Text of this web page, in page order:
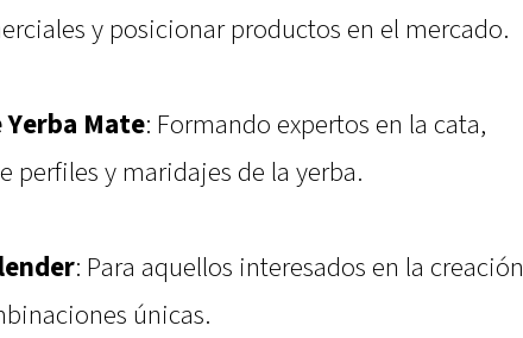
y posicionar productos en el mercado.
Mate: Formando expertos en la cata,
perfiles y maridajes de la yerba.
: Para aquellos interesados en la creación
únicas.